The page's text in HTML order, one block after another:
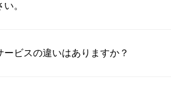
。
ビスの違いはありますか？